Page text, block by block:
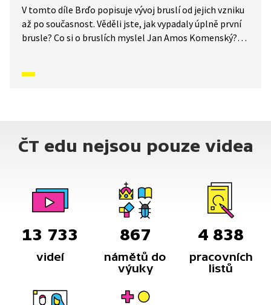
V tomto díle Brďo popisuje vývoj bruslí od jejich vzniku
až po současnost. Věděli jste, jak vypadaly úplně první
brusle? Co si o bruslích myslel Jan Amos Komenský?
které s nimi můžeme zažít. Jaký máte nejraději vy?
ČT edu nejsou pouze videa
13 733
videí
867
námětů do
výuky
4 838
pracovních
listů